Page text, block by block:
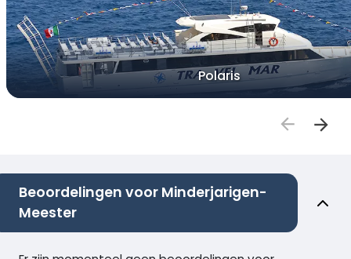
Polaris
Beoordelingen voor Minderjarigen-
Meester